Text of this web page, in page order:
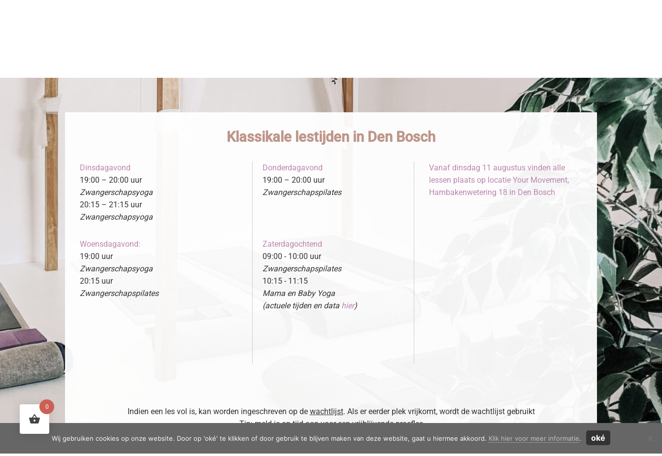
Klassikale lestijden in Den Bosch
Dinsdagavond
19:00 – 20:00 uur
Zwangerschapsyoga
20:15 – 21:15 uur
Zwangerschapsyoga
Woensdagavond:
19:00 uur
Zwangerschapsyoga
20:15 uur
Zwangerschapspilates
Donderdagavond
19:00 – 20:00 uur
Zwangerschapspilates
Zaterdagochtend
09:00 - 10:00 uur
Zwangerschapspilates
10:15 - 11:15
Mama en Baby Yoga
(actuele tijden en data hier)
Vanaf dinsdag 11 augustus vinden alle
lessen plaats op locatie Your Movement,
Hambakenwetering 18 in Den Bosch
Indien een les vol is, kan worden ingeschreven op de wachtlijst. Als er eerder plek vrijkomt, wordt de wachtlijst gebruikt
Tip: meld je op tijd aan voor een vrijblijvende proefles
0
Wij gebruiken cookies op onze website. Door op 'oké' te klikken of door gebruik te blijven maken van deze website, gaat u hiermee akkoord. Klik hier voor meer informatie. oké